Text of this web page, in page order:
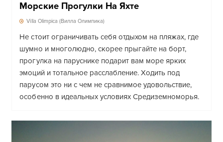
Морские Прогулки На Яхте
Villa Olimpica (Вилла Олимпика)
Не стоит ограничивать себя отдыхом на пляжах, где
шумно и многолюдно, скорее прыгайте на борт,
прогулка на паруснике подарит вам море ярких
эмоций и тотальное расслабление. Ходить под
парусом это ни с чем не сравнимое удовольствие,
особенно в идеальных условиях Средиземноморья.